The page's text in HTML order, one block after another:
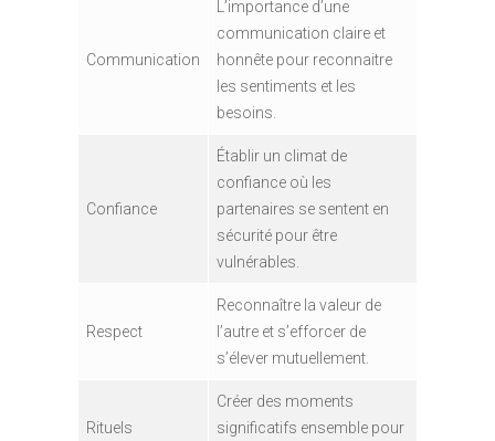
Communication
L’importance d’une
communication claire et
honnête pour reconnaitre
les sentiments et les
besoins.
Confiance
Établir un climat de
confiance où les
partenaires se sentent en
sécurité pour être
vulnérables.
Respect
Reconnaître la valeur de
l’autre et s’efforcer de
s’élever mutuellement.
Rituels
Créer des moments
significatifs ensemble pour